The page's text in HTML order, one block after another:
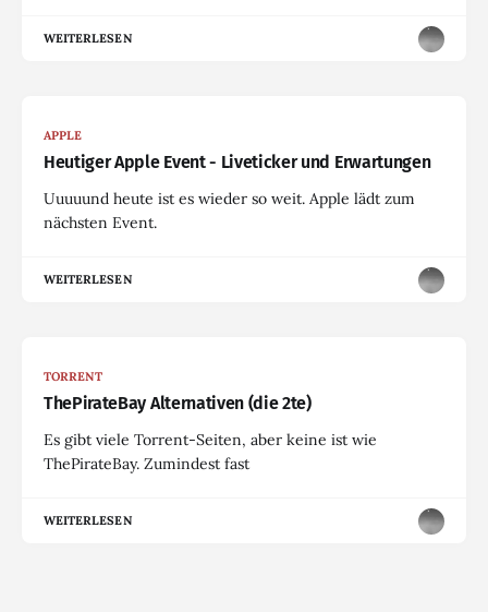
WEITERLESEN
APPLE
Heutiger Apple Event - Liveticker und Erwartungen
Uuuuund heute ist es wieder so weit. Apple lädt zum
nächsten Event.
WEITERLESEN
TORRENT
ThePirateBay Alternativen (die 2te)
Es gibt viele Torrent-Seiten, aber keine ist wie
ThePirateBay. Zumindest fast
WEITERLESEN